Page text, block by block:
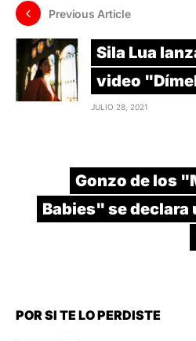
Previous Article
Sila Lua
video
JULIO 28, 2021
Gonzo de los
Babies" se declara
POR SI TE LO PERDISTE